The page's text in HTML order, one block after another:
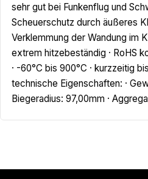
sehr gut bei Funkenflug und
Scheuerschutz durch äußeres
Verklemmung der Wandung im
extrem hitzebeständig · RoHS
· -60°C bis 900°C · kurzzeitig
technische Eigenschaften: ·
Biegeradius: 97,00mm ·